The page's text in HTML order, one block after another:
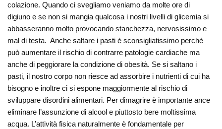
colazione. Quando ci svegliamo veniamo da molte ore di
digiuno e se non si mangia qualcosa i nostri livelli di glicemia si
abbasseranno molto provocando stanchezza, nervosissimo e
mal di testa. Anche saltare i pasti è sconsigliatissimo perché
può aumentare il rischio di contrarre patologie cardiache ma
anche di peggiorare la condizione di obesità. Se si saltano i
pasti, il nostro corpo non riesce ad assorbire i nutrienti di cui ha
bisogno e inoltre ci si espone maggiormente al rischio di
sviluppare disordini alimentari. Per dimagrire è importante ance
eliminare l’assunzione di alcool e piuttosto bere moltissima
acqua. L’attività fisica naturalmente è fondamentale per